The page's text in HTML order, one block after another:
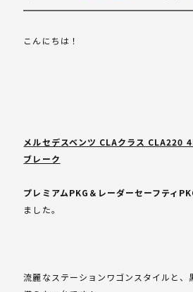
こんにちは！
メルセデスベンツ CLAクラス CLA220
ブレーク
プレミアムPKG＆レーダーセーフティ
ました。
流麗なステーションワゴンスタイルと、